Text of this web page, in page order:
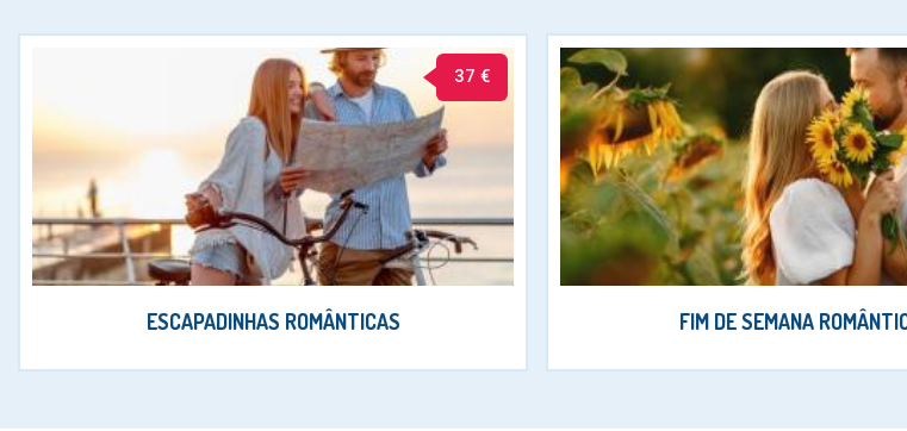
37 €
ESCAPADINHAS ROMÂNTICAS FIM DE SEMANA